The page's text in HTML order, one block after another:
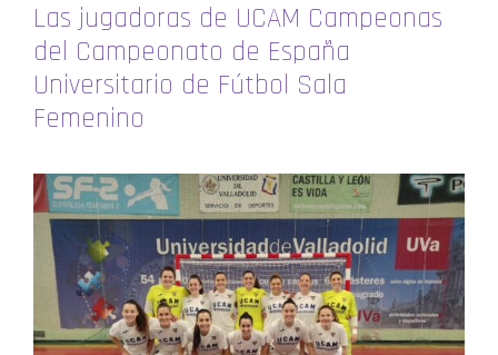
Las jugadoras de UCAM Campeonas
del Campeonato de España
Universitario de Fútbol Sala
Femenino